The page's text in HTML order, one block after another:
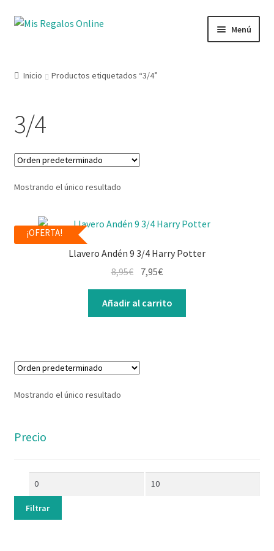
Menú
Secciones
Ofertas
Novedades
Lista de deseos
Inicio Productos etiquetados “3/4”
3/4
Mostrando el único resultado
¡OFERTA!
Llavero Andén 9 3/4 Harry Potter
8,95€ 7,95€
Añadir al carrito
Mostrando el único resultado
Precio
Filtrar